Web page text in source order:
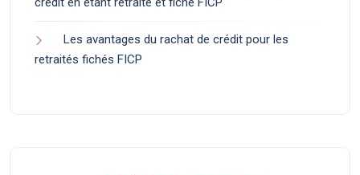
Les avantages du rachat de crédit pour les
retraités fichés FICP